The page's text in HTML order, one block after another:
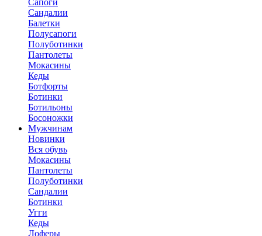
Сапоги
Сандалии
Балетки
Полусапоги
Полуботинки
Пантолеты
Мокасины
Кеды
Ботфорты
Ботинки
Ботильоны
Босоножки
Мужчинам
Новинки
Вся обувь
Мокасины
Пантолеты
Полуботинки
Сандалии
Ботинки
Угги
Кеды
Лоферы